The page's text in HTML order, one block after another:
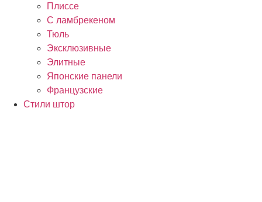
Плиссе
С ламбрекеном
Тюль
Эксклюзивные
Элитные
Японские панели
Французские
Стили штор